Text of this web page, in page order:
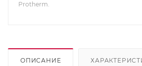
Protherm.
ОПИСАНИЕ